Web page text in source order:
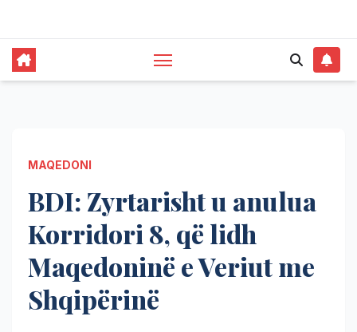
MAQEDONI
BDI: Zyrtarisht u anulua
Korridori 8, që lidh
Maqedoninë e Veriut me
Shqipërinë